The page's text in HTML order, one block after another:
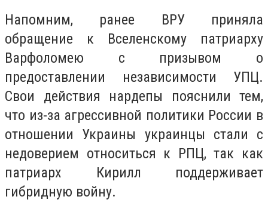
Напомним, ранее ВРУ приняла
обращение к Вселенскому патриарху
Варфоломею с призывом о
предоставлении независимости УПЦ.
Свои действия нардепы пояснили тем,
что из-за агрессивной политики России в
отношении Украины украинцы стали с
недоверием относиться к РПЦ, так как
патриарх Кирилл поддерживает
гибридную войну.